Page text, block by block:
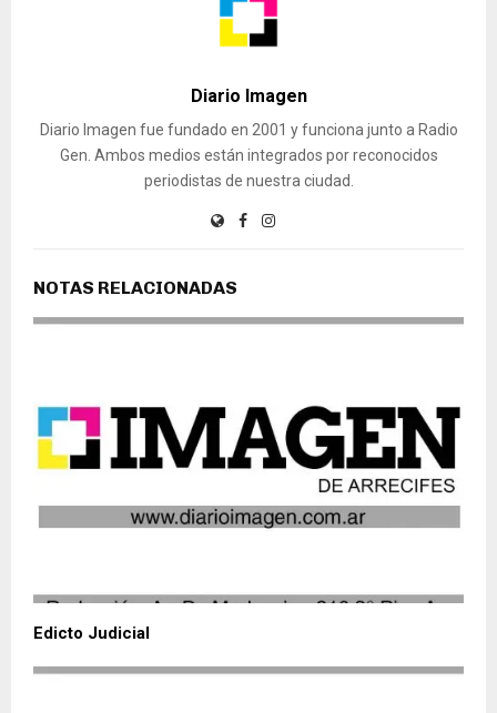
Diario Imagen
Diario Imagen fue fundado en 2001 y funciona junto a Radio
Gen. Ambos medios están integrados por reconocidos
periodistas de nuestra ciudad.
NOTAS RELACIONADAS
Edicto Judicial